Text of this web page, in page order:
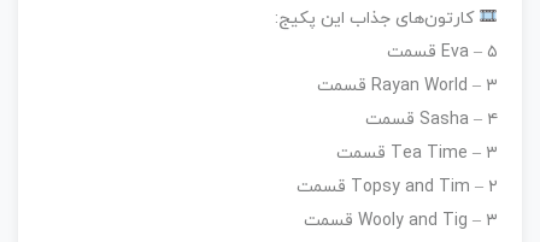
کارتون‌های جذاب این پکیج:
Eva
Rayan World
Sasha
Tea Time
Topsy and Tim
Wooly and Tig